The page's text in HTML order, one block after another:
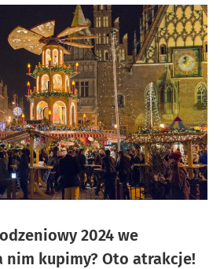
2024 we
nim kupimy? Oto atrakcje!